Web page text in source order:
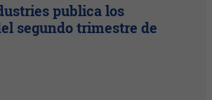
publica los
segundo trimestre de